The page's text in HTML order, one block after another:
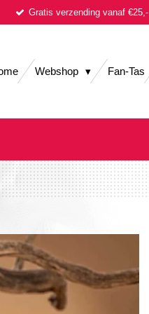
Gratis verzending vanaf €25,-
Webshop Fan-Tas